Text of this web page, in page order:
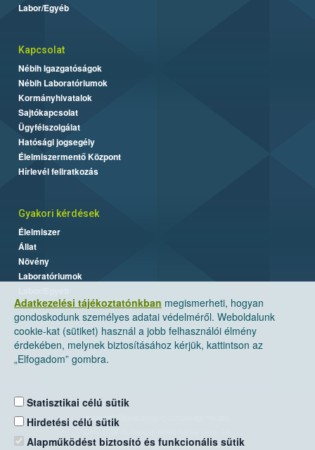
Adatkezelési tájékoztatónkban megismerheti, hogyan
gondoskodunk személyes adatai védelméről. Weboldalunk
cookie-kat (sütiket) használ a jobb felhasználói élmény
érdekében, melynek biztosításához kérjük, kattintson az
„Elfogadom” gombra.
Statisztikai célú sütik
Hirdetési célú sütik
Alapműködést biztosító és funkcionális sütik
Labor/Egyéb
Kapcsolat
Nébih Igazgatóságok
Nébih Laboratóriumok
Kormányhivatalok
Sajtókapcsolat
Ügyfélszolgálat
Hatósági jogsegély
Élelmiszermentő Központ
Hírlevél feliratkozás
Gyakori kérdések
Élelmiszer
Állat
Növény
Laboratóriumok
Nemzeti Élelmiszerlánc-biztonsági Hivatal
Levelezési cím: 1525 Budapest. Pf. 30.